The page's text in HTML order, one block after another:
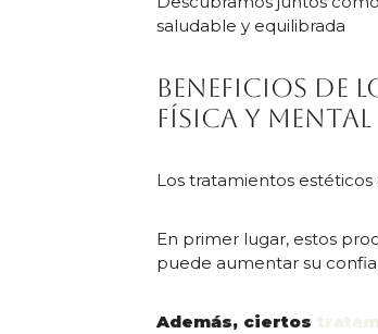
saludable y equilibrada
Beneficios de
física y mental
Los tratamientos
En primer lugar, estos
puede aumentar su
Además, ciertos